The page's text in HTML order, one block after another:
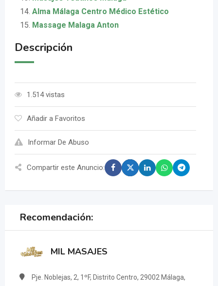
Alma Málaga Centro Médico Estético
Massage Malaga Anton
Descripción
1.514 vistas
Añadir a Favoritos
Informar De Abuso
Compartir este Anuncio:
Recomendación:
MIL MASAJES
Pje. Noblejas, 2, 1ºF, Distrito Centro, 29002 Málaga,